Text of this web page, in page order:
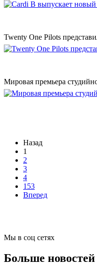
Twenty One Pilots
Мировая премьера
Назад
1
2
3
4
153
Вперед
Мы в соц сетях
Больше новостей